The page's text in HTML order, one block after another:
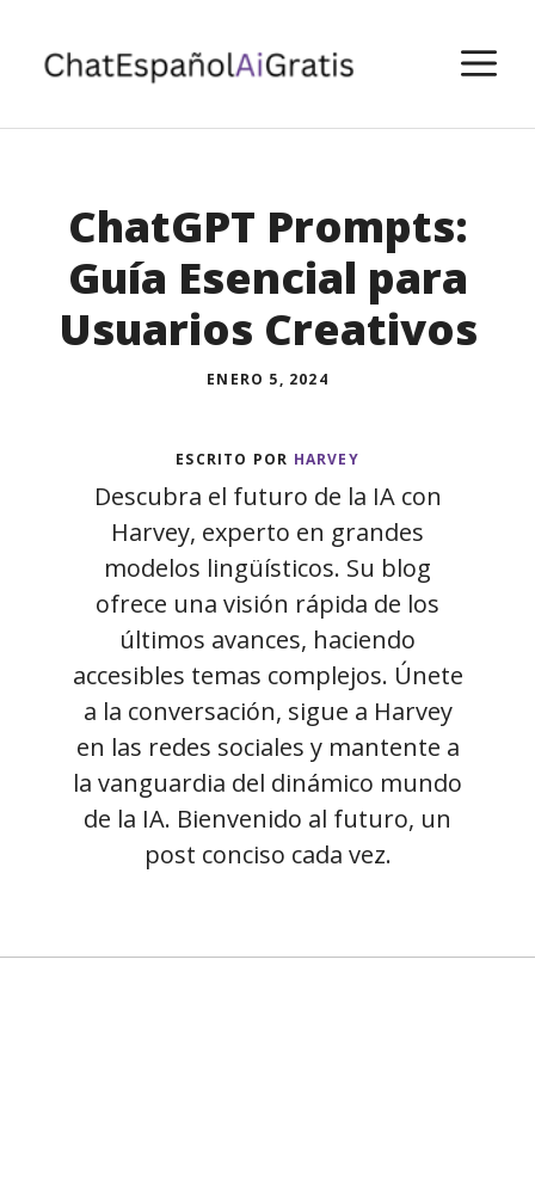
contenido
ChatGPT Prompts:
Guía Esencial para
Usuarios Creativos
ENERO 5, 2024
ESCRITO POR HARVEY
Descubra el futuro de la IA con
Harvey, experto en grandes
modelos lingüísticos. Su blog
ofrece una visión rápida de los
últimos avances, haciendo
accesibles temas complejos. Únete
a la conversación, sigue a Harvey
en las redes sociales y mantente a
la vanguardia del dinámico mundo
de la IA. Bienvenido al futuro, un
post conciso cada vez.